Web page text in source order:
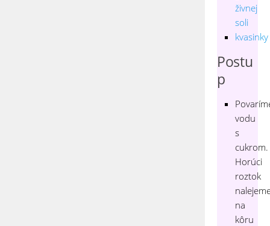
živnej
soli
kvasinky
Postu
p
vodu
s
cukrom.
Horúci
roztok
na
kôru